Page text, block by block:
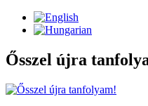
Ősszel újra